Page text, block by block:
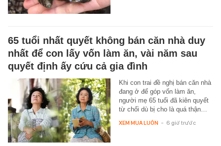
65 tuổi nhất quyết không bán căn nhà duy
nhất để con lấy vốn làm ăn, vài năm sau
quyết định ấy cứu cả gia đình
Khi con trai đề nghị bán căn nhà
đang ở để góp vốn làm ăn,
người mẹ 65 tuổi đã kiên quyết
từ chối dù bị cho là quá thận…
XEM MUA LUÔN - 6 giờ trước